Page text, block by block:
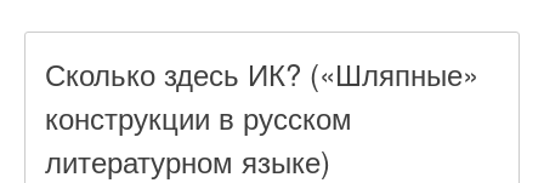
Сколько здесь ИК? («Шляпные»
конструкции в русском
литературном языке)